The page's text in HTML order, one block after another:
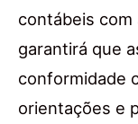
contábeis com
garantirá que
conformidade
orientações e